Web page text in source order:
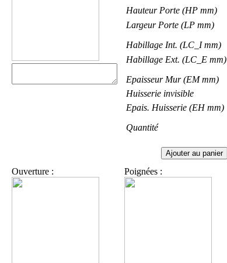
Hauteur Porte (HP mm)
Largeur Porte (LP mm)
Habillage Int. (LC_I mm)
Habillage Ext. (LC_E mm)
Epaisseur Mur (EM mm)
Huisserie invisible
Epais. Huisserie (EH mm)
Quantité
Ouverture : Poignées :